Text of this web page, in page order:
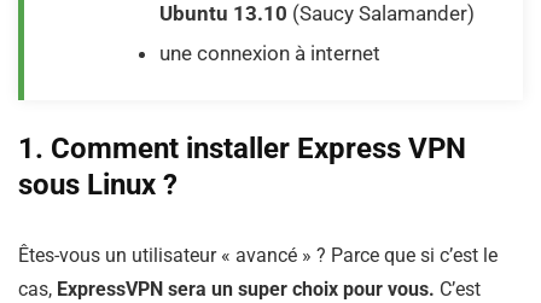
Ubuntu 13.10 (Saucy Salamander)
une connexion à internet
1. Comment installer Express VPN
sous Linux ?
Êtes-vous un utilisateur « avancé » ? Parce que si c’est le
cas, ExpressVPN sera un super choix pour vous. C’est